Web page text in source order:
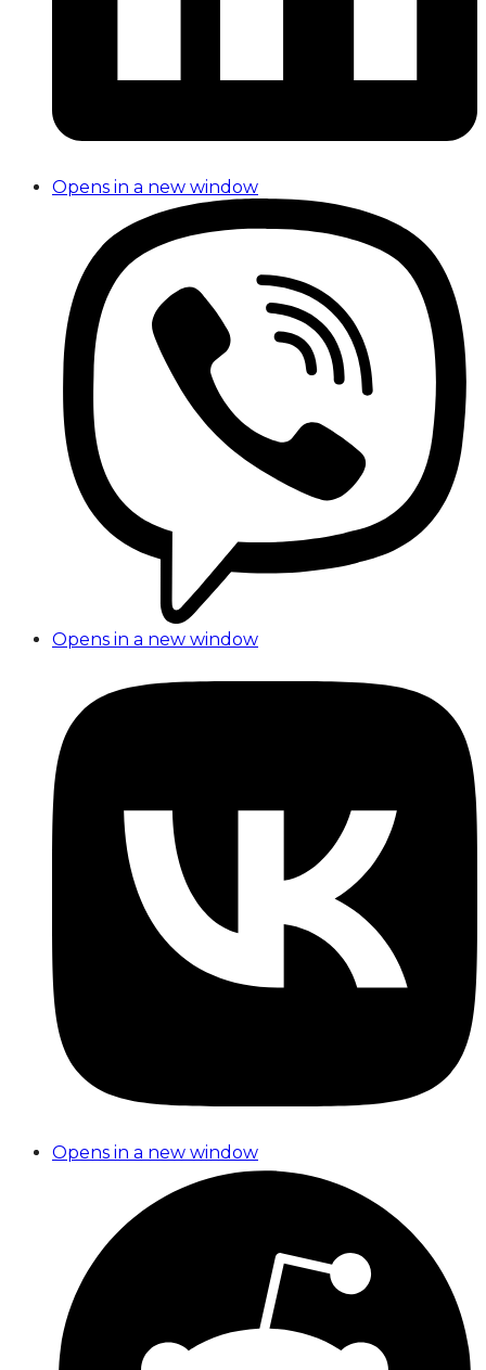
Opens in a new window
Opens in a new window
Opens in a new window